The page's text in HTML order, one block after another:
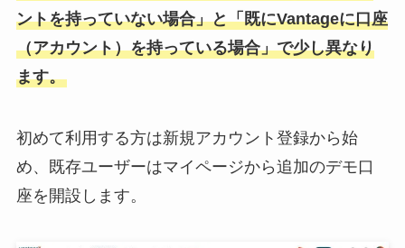
ントを持っていない場合」と「既にVantageに口座
（アカウント）を持っている場合」で少し異なり
ます。
初めて利用する方は新規アカウント登録から始
め、既存ユーザーはマイページから追加のデモ口
座を開設します。